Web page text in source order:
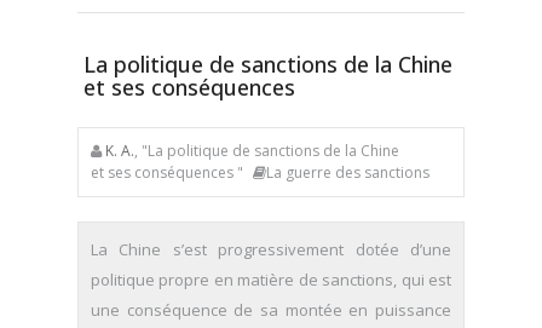
La politique de sanctions de la Chine
et ses conséquences
K. A., "La politique de sanctions de la Chine
et ses conséquences "
La guerre des sanctions
La Chine s’est progressivement dotée d’une
politique propre en matière de sanctions, qui est
une conséquence de sa montée en puissance